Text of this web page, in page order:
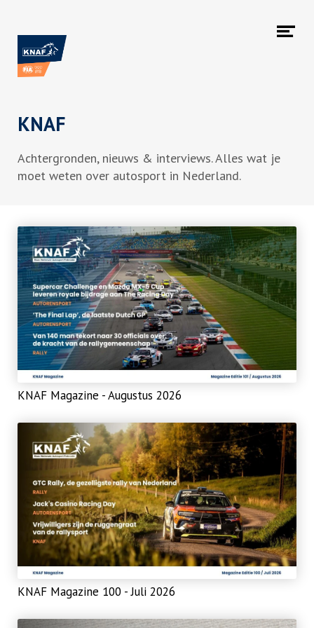
KNAF
Achtergronden, nieuws & interviews. Alles wat je
moet weten over autosport in Nederland.
KNAF Magazine - Augustus 2026
KNAF Magazine 100 - Juli 2026